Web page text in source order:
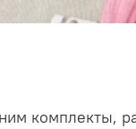
комплекты,